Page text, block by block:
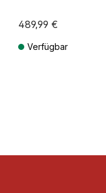
489,99 €
Verfügbar